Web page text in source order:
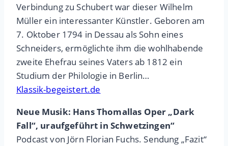
Verbindung zu Schubert war dieser Wilhelm
Müller ein interessanter Künstler. Geboren am
7. Oktober 1794 in Dessau als Sohn eines
Schneiders, ermöglichte ihm die wohlhabende
zweite Ehefrau seines Vaters ab 1812 ein
Studium der Philologie in Berlin…
Klassik-begeistert.de
Neue Musik: Hans Thomallas Oper „Dark
Fall“, uraufgeführt in Schwetzingen“
Podcast von Jörn Florian Fuchs. Sendung „Fazit“